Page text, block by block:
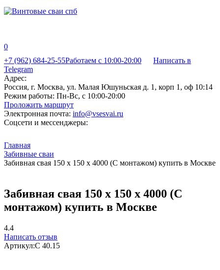
0
+7 (962) 684-25-55Работаем с 10:00-20:00
Написать в
Telegram
Адрес:
Россия, г. Москва, ул. Малая Юшуньская д. 1, корп 1, оф 10:14
Режим работы: Пн-Вс, с 10:00-20:00
Проложить маршрут
Электронная почта: info@vsesvai.ru
Соцсети и мессенджеры:
Главная
Забивные сваи
Забивная свая 150 х 150 х 4000 (С монтажом) купить в Москве
Забивная свая 150 х 150 х 4000 (С
монтажом) купить в Москве
4.4
Написать отзыв
Артикул:С 40.15